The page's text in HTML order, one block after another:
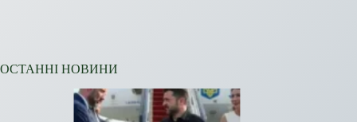
ОСТАННІ НОВИНИ